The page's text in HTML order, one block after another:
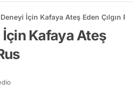
İçin Kafaya Ateş Eden Çılgın
Kafaya Ateş